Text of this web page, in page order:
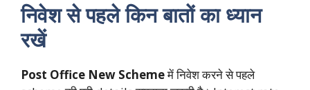
निवेश से पहले किन बातों का ध्यान
रखें
Post Office New Schemeमें निवेश करने से पहले